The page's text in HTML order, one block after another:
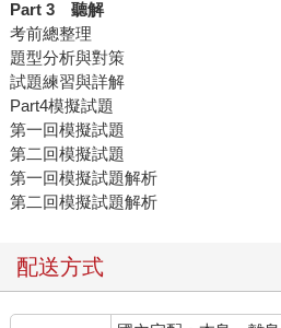
Part 3 聽解
考前總整理
題型分析與對策
試題練習與詳解
Part4模擬試題
第一回模擬試題
第二回模擬試題
第一回模擬試題解析
第二回模擬試題解析
配送方式